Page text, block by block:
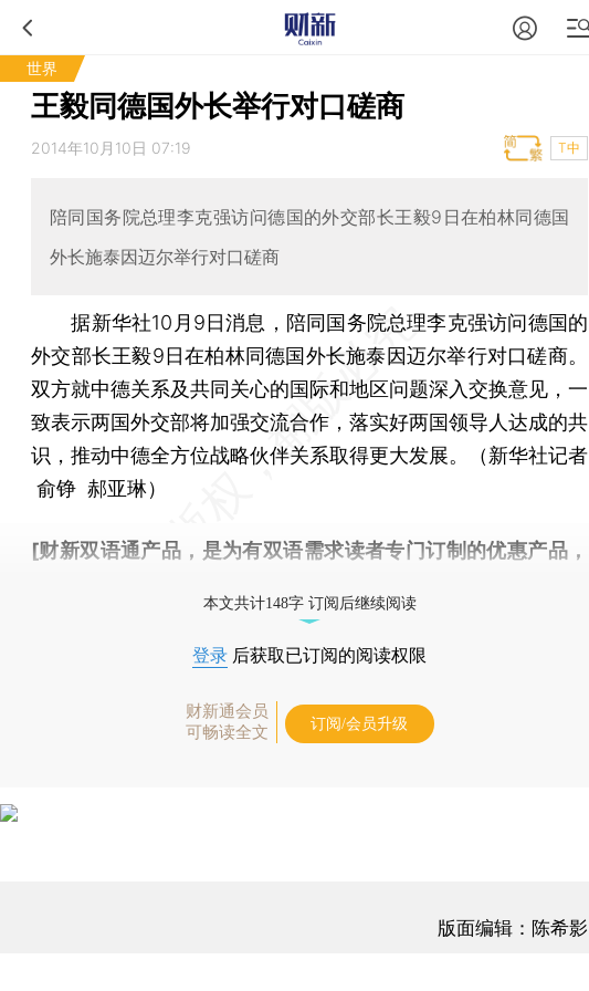
世界
王毅同德国外长举行对口磋商
2014年10月10日 07:19 T中
陪同国务院总理李克强访问德国的外交部长王毅9日在柏林同德国
外长施泰因迈尔举行对口磋商
据新华社10月9日消息，陪同国务院总理李克强访问德国的
外交部长王毅9日在柏林同德国外长施泰因迈尔举行对口磋商。
双方就中德关系及共同关心的国际和地区问题深入交换意见，一
致表示两国外交部将加强交流合作，落实好两国领导人达成的共
识，推动中德全方位战略伙伴关系取得更大发展。（新华社记者
俞铮 郝亚琳）
[财新双语通产品，是为有双语需求读者专门订制的优惠产品，
本文共计148字 订阅后继续阅读
登录 后获取已订阅的阅读权限
财新通会员
可畅读全文
订阅/会员升级
版面编辑：陈希影